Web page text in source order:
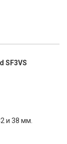
SF3VS
и 38 мм.